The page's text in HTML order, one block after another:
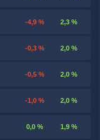
-4,9 % 2,3 %
-0,3 % 2,0 %
-0,5 % 2,0 %
-1,0 % 2,0 %
0,0 % 1,9 %